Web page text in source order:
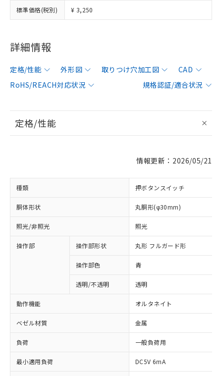
標準価格(税別) ¥ 3,250
詳細情報
定格/性能 外形図 取りつけ穴加工図
CAD
RoHS/REACH対応状況
規格認証/適合状況
定格/性能
情報更新：2026/05/21
種類 押ボタンスイッチ
胴体形状 丸胴形(φ30mm)
照光/非照光 照光
操作部 操作部形状 丸形 フルガード形
操作部色 青
透明/不透明 透明
動作機能 オルタネイト
ベゼル材質 金属
負荷 一般負荷用
最小適用負荷 DC5V 6mA